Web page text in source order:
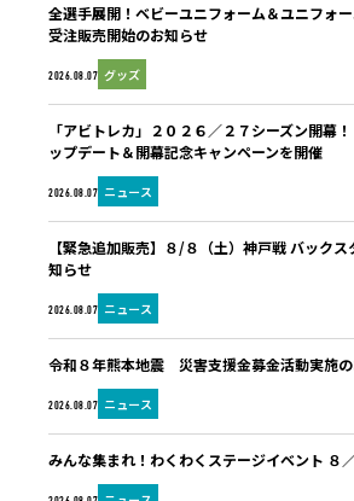
2026.08.07 グッズ
全選手展開！ベビーユニフォーム＆ユニフォ
受注販売開始のお知らせ
2026.08.07 ニュース
「アビトレカ」２０２６／２７シーズン開幕
ップデート＆開幕記念キャンペーンを開催
2026.08.07 ニュース
【緊急追加販売】８/８（土）神戸戦 バック
知らせ
2026.08.07 ニュース
令和８年熊本地震 災害支援金募金活動実施
みんな集まれ！わくわくステージイベント ８